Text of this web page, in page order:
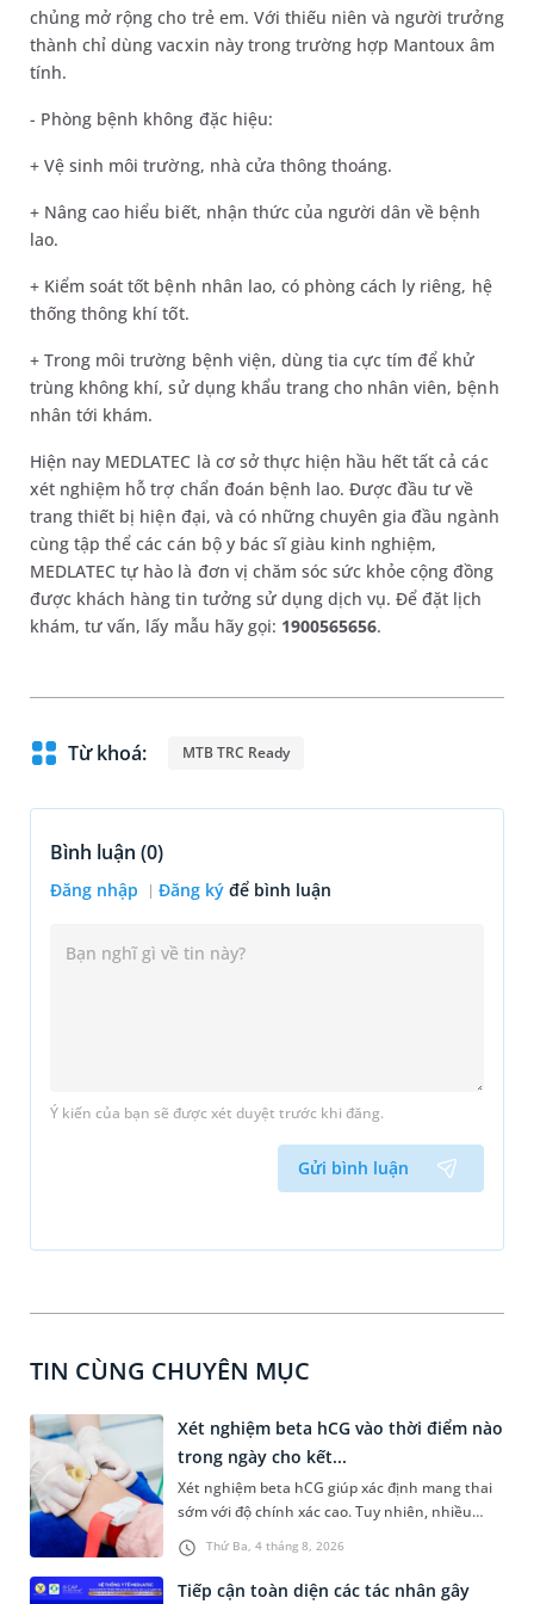
chủng mở rộng cho trẻ em. Với thiếu niên và người trưởng
thành chỉ dùng vacxin này trong trường hợp Mantoux âm
tính.
- Phòng bệnh không đặc hiệu:
+ Vệ sinh môi trường, nhà cửa thông thoáng.
+ Nâng cao hiểu biết, nhận thức của người dân về bệnh
lao.
+ Kiểm soát tốt bệnh nhân lao, có phòng cách ly riêng, hệ
thống thông khí tốt.
+ Trong môi trường bệnh viện, dùng tia cực tím để khử
trùng không khí, sử dụng khẩu trang cho nhân viên, bệnh
nhân tới khám.
Hiện nay MEDLATEC là cơ sở thực hiện hầu hết tất cả các
xét nghiệm hỗ trợ chẩn đoán bệnh lao. Được đầu tư về
trang thiết bị hiện đại, và có những chuyên gia đầu ngành
cùng tập thể các cán bộ y bác sĩ giàu kinh nghiệm,
MEDLATEC tự hào là đơn vị chăm sóc sức khỏe cộng đồng
được khách hàng tin tưởng sử dụng dịch vụ. Để đặt lịch
khám, tư vấn, lấy mẫu hãy gọi: 1900565656.
Từ khoá: MTB TRC Ready
Bình luận (0)
Đăng nhập Đăng ký để bình luận
Ý kiến của bạn sẽ được xét duyệt trước khi đăng.
Gửi bình luận
TIN CÙNG CHUYÊN MỤC
Thứ Ba, 4 tháng 8, 2026
Xét nghiệm beta hCG vào thời điểm nào
trong ngày cho kết...
Xét nghiệm beta hCG giúp xác định mang thai
sớm với độ chính xác cao. Tuy nhiên, nhiều
người vẫn băn khoăn xét nghiệm beta hCG vào
thời điểm nào trong ngày để yên tâm về độ
chính xác của kết quả nhận được. Bài viết dưới
Tiếp cận toàn diện các tác nhân gây